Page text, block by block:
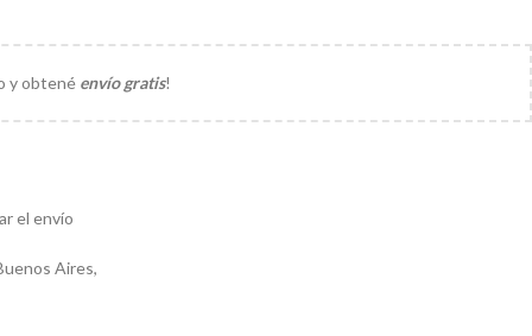
y obtené envío gratis!
el envío
Aires,